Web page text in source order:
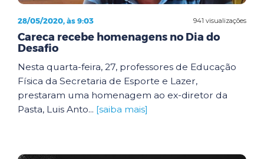
941 visualizações
28/05/2020, às 9:03
Careca recebe homenagens no Dia do
Desafio
Nesta quarta-feira, 27, professores de Educação
Física da Secretaria de Esporte e Lazer,
prestaram uma homenagem ao ex-diretor da
Pasta, Luis Anto... [saiba mais]